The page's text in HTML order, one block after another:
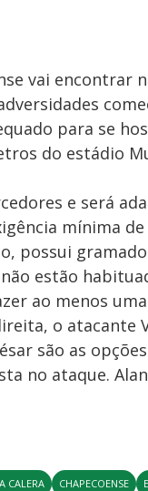
vai
para se
do estádio
e será
mínima
possui
estão
ao menos
o atacante
são as
no ataque.
CALERA CHAPECOENSE